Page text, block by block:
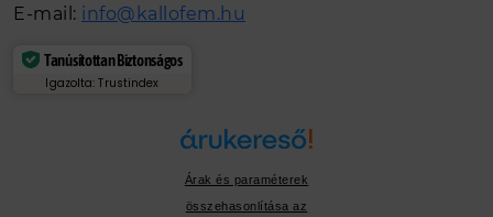
E-mail: info@kallofem.hu
Tanúsítottan Biztonságos
Igazolta: Trustindex
Árak és paraméterek
összehasonlítása az